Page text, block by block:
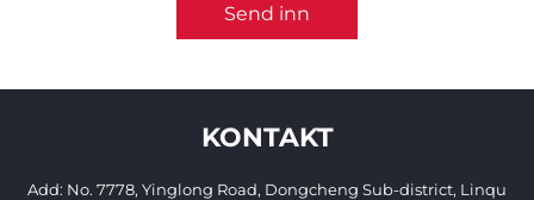
Send inn
KONTAKT
Add: No. 7778, Yinglong Road, Dongcheng Sub-district, Linqu